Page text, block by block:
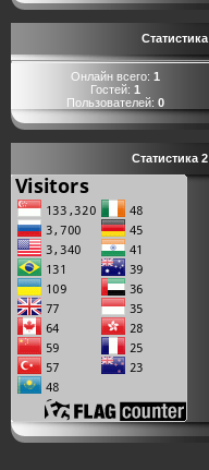
Статистика
Онлайн всего: 1
Гостей: 1
Пользователей: 0
Статистика 2